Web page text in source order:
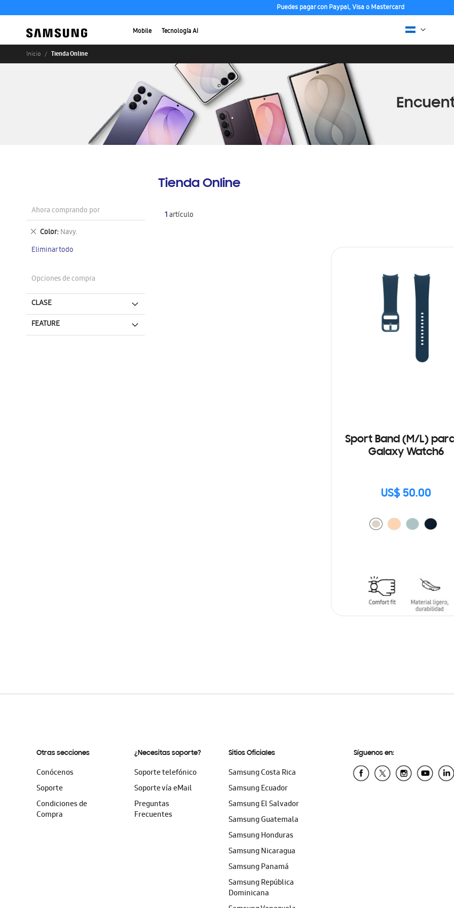
Puedes pagar con Paypal, Visa o Mastercard
Mobile Tecnología AI
Inicio Tienda Online
Tienda Online
1artículo
Sport Band (M/L)
Galaxy Watch6
US$ 50.00
Ahora comprando por
Color Navy.
Eliminar
artículo
Eliminar todo
Opciones de compra
CLASE
FEATURE
Otras secciones
Conócenos
Soporte
Condiciones de
Compra
¿Necesitas soporte?
Soporte telefónico
Soporte vía eMail
Preguntas
Frecuentes
Sitios Oficiales
Samsung Costa Rica
Samsung Ecuador
Samsung El Salvador
Samsung Guatemala
Samsung Honduras
Samsung Nicaragua
Samsung Panamá
Samsung República
Dominicana
Síguenos en: